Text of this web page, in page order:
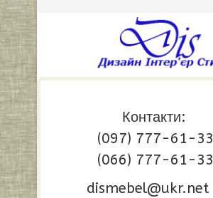
Контакти:
(097) 777-61-33
(066) 777-61-33
dismebel@ukr.net